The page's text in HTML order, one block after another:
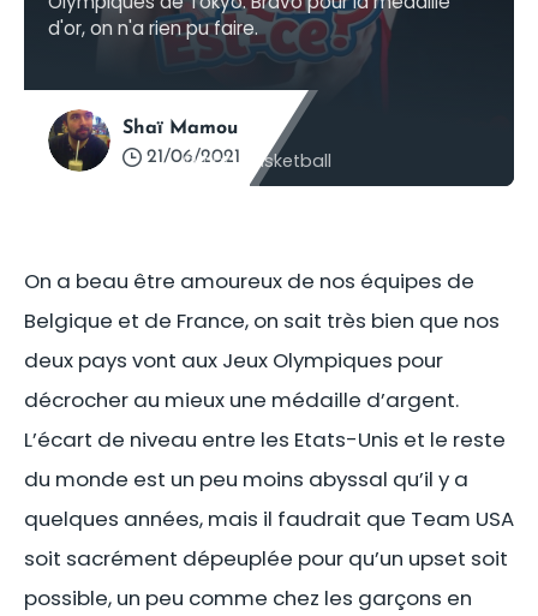
©fiba.basketball
d'or, on n'a rien pu faire.
21/06/2021
Shaï Mamou
On a beau être amoureux de nos équipes de
Belgique et de France, on sait très bien que nos
deux pays vont aux Jeux Olympiques pour
décrocher au mieux une médaille d’argent.
L’écart de niveau entre les Etats-Unis et le reste
du monde est un peu moins abyssal qu’il y a
quelques années, mais il faudrait que Team USA
soit sacrément dépeuplée pour qu’un upset soit
possible, un peu comme chez les garçons en